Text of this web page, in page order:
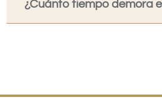
¿Cuánto tiempo demora